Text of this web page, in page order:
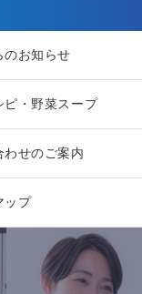
のお知らせ
ピ・野菜スープ
わせのご案内
ップ